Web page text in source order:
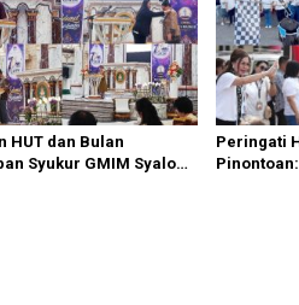
HUT dan Bulan
Syukur GMIM Syalom
Peringati